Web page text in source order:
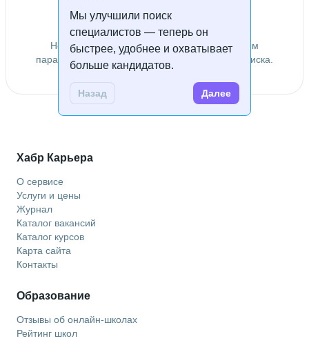
Мы улучшили поиск
специалистов — теперь он
быстрее, удобнее и охватывает
больше кандидатов.
Назад Далее
Специалисты не найдены
Не удалось найти специалистов по заданным
параметрам. Попробуйте изменить условия поиска.
Хабр Карьера
О сервисе
Услуги и цены
Журнал
Каталог вакансий
Каталог курсов
Карта сайта
Контакты
Образование
Отзывы об онлайн-школах
Рейтинг школ